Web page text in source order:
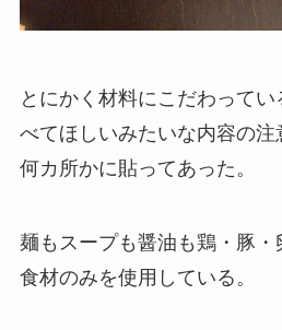
とにかく材料にこだわって
べてほしいみたいな内容の
何カ所かに貼ってあった。
麺もスープも醤油も鶏・豚
食材のみを使用している。